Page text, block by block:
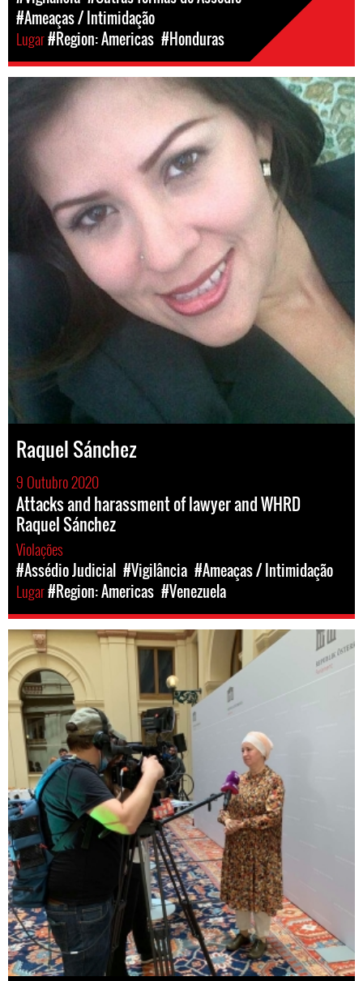
#Ameaças / Intimidação
Lugar#Region: Americas #Honduras
Raquel Sánchez
9 Outubro 2020
Attacks and harassment of lawyer and WHRD
Raquel Sánchez
Violações
#Assédio Judicial #Vigilância #Ameaças / Intimidação
Lugar#Region: Americas #Venezuela